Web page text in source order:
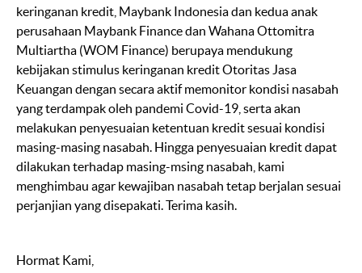
keringanan kredit, Maybank Indonesia dan kedua anak
perusahaan Maybank Finance dan Wahana Ottomitra
Multiartha (WOM Finance) berupaya mendukung
kebijakan stimulus keringanan kredit Otoritas Jasa
Keuangan dengan secara aktif memonitor kondisi nasabah
yang terdampak oleh pandemi Covid-19, serta akan
melakukan penyesuaian ketentuan kredit sesuai kondisi
masing-masing nasabah. Hingga penyesuaian kredit dapat
dilakukan terhadap masing-msing nasabah, kami
menghimbau agar kewajiban nasabah tetap berjalan sesuai
perjanjian yang disepakati. Terima kasih.
Hormat Kami,